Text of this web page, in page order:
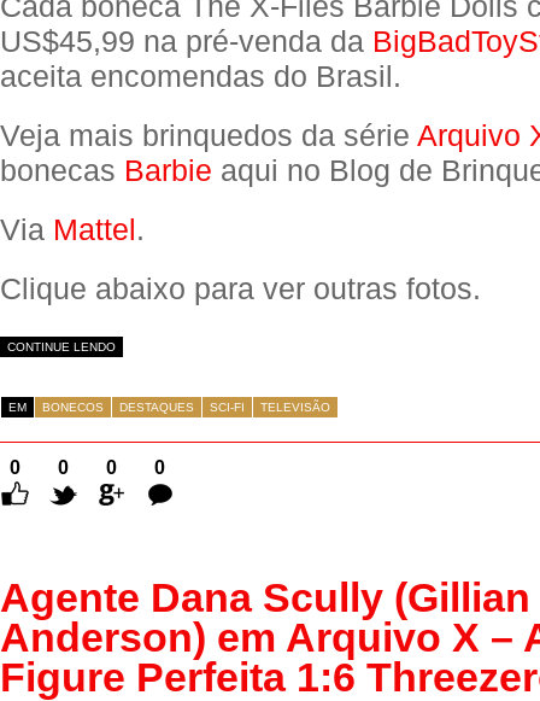
US$45,99 na pré-venda da
aceita encomendas do Brasil.
Veja mais brinquedos da série Arquivo
bonecas Barbie aqui no Blog de
Via Mattel.
Clique abaixo para ver outras fotos.
CONTINUE LENDO
EM BONECOS DESTAQUES SCI-FI TELEVISÃO
0 0 0
0
Comentários
Agente Dana Scully (Gillian
Anderson) em Arquivo X –
Figure Perfeita 1:6